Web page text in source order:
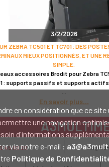
en considération que ce
une navigation
d'informations
via notre e-mail :
Politique de
3/2/2026
ZEBRA TC501 ET TC701 : DES
MIEUX POSITIONNÉS, ET UNE
SIMPLE.
accessoires Brodit pour Zebra
: supports passifs et supports actifs
En savoir plus
MATÉRIEL ET
tout le territoire : Cholet - Nantes -
- Paris - Lille - Brest - Toulouse
45 00 20